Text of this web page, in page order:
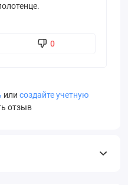
0
или создайте учетную
отзыв